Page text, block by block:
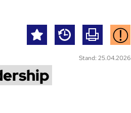
Stand: 25.04.2026